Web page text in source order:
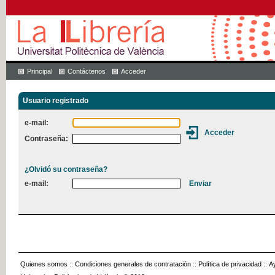
Principal Contáctenos Acceder
Usuario registrado
e-mail:
Contraseña:
¿Olvidó su contraseña?
e-mail:
Quienes somos :: Condiciones generales de contratación :: Política de privacidad ::